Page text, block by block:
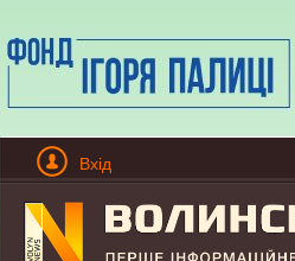
Вхід